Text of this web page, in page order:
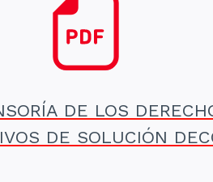
DE LOS
DE SOLUCIÓN